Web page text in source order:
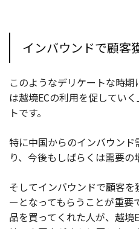
インバウンドで顧客
このようなデリケートな時
は越境ECの利用を促してい
トです。
特に中国からのインバウン
り、今後もしばらくは需要の
そしてインバウンドで顧客を
ーとなってもらうことが重
品を買ってくれた人が、越境